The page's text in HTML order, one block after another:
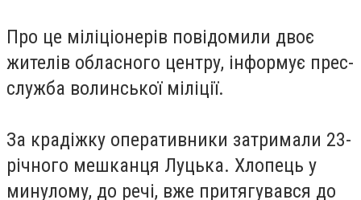
Про це міліціонерів повідомили двоє
жителів обласного центру, інформує прес-
служба волинської міліції.
За крадіжку оперативники затримали 23-
річного мешканця Луцька. Хлопець у
минулому, до речі, вже притягувався до